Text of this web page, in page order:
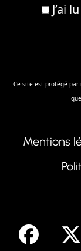
J’ai
Ce site est protégé par
Mentions